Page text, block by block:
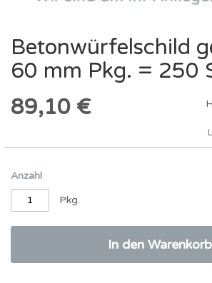
Zum
Anfang
der
springen
Betonwürfelschild
60 mm Pkg. = 250
89,10 €
Anzahl
Pkg.
In den Warenkorb